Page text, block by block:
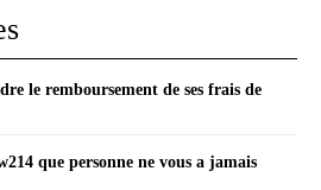
le remboursement de ses frais de
que personne ne vous a jamais